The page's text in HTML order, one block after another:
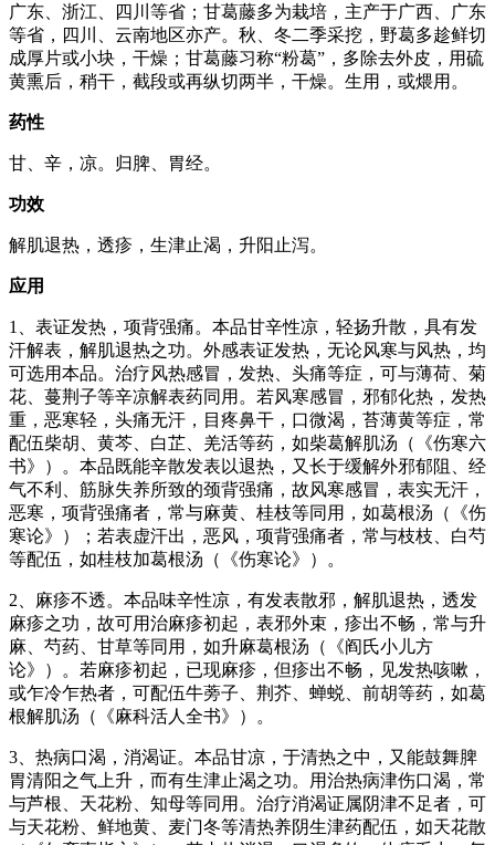
广东、浙江、四川等省；甘葛藤多为栽培，主产于广西、广东
等省，四川、云南地区亦产。秋、冬二季采挖，野葛多趁鲜切
成厚片或小块，干燥；甘葛藤习称“粉葛”，多除去外皮，用硫
黄熏后，稍干，截段或再纵切两半，干燥。生用，或煨用。
药性
甘、辛，凉。归脾、胃经。
功效
解肌退热，透疹，生津止渴，升阳止泻。
应用
1、表证发热，项背强痛。本品甘辛性凉，轻扬升散，具有发
汗解表，解肌退热之功。外感表证发热，无论风寒与风热，均
可选用本品。治疗风热感冒，发热、头痛等症，可与薄荷、菊
花、蔓荆子等辛凉解表药同用。若风寒感冒，邪郁化热，发热
重，恶寒轻，头痛无汗，目疼鼻干，口微渴，苔薄黄等症，常
配伍柴胡、黄芩、白芷、羌活等药，如柴葛解肌汤（《伤寒六
书》）。本品既能辛散发表以退热，又长于缓解外邪郁阻、经
气不利、筋脉失养所致的颈背强痛，故风寒感冒，表实无汗，
恶寒，项背强痛者，常与麻黄、桂枝等同用，如葛根汤（《伤
寒论》）；若表虚汗出，恶风，项背强痛者，常与枝枝、白芍
等配伍，如桂枝加葛根汤（《伤寒论》）。
2、麻疹不透。本品味辛性凉，有发表散邪，解肌退热，透发
麻疹之功，故可用治麻疹初起，表邪外束，疹出不畅，常与升
麻、芍药、甘草等同用，如升麻葛根汤（《阎氏小儿方
论》）。若麻疹初起，已现麻疹，但疹出不畅，见发热咳嗽，
或乍冷乍热者，可配伍牛蒡子、荆芥、蝉蜕、前胡等药，如葛
根解肌汤（《麻科活人全书》）。
3、热病口渴，消渴证。本品甘凉，于清热之中，又能鼓舞脾
胃清阳之气上升，而有生津止渴之功。用治热病津伤口渴，常
与芦根、天花粉、知母等同用。治疗消渴证属阴津不足者，可
与天花粉、鲜地黄、麦门冬等清热养阴生津药配伍，如天花散